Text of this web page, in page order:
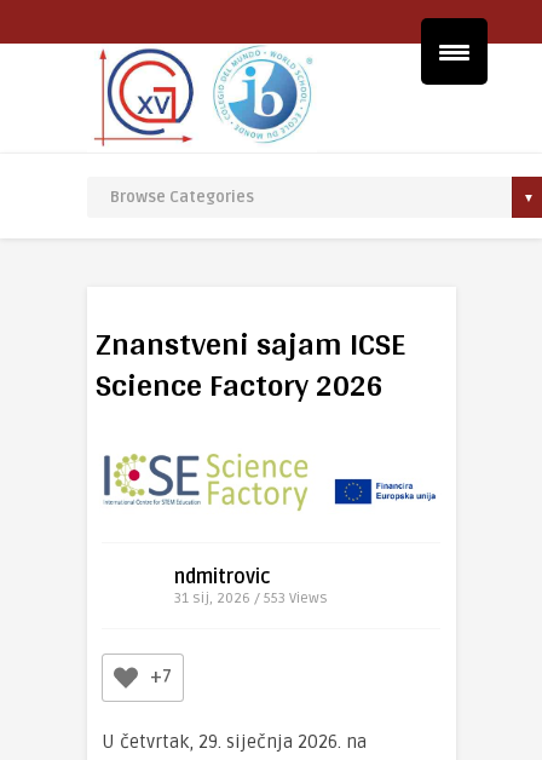
Znanstveni sajam ICSE
Science Factory 2026
ndmitrovic
31 sij, 2026 / 553 Views
+7
U četvrtak, 29. siječnja 2026. na